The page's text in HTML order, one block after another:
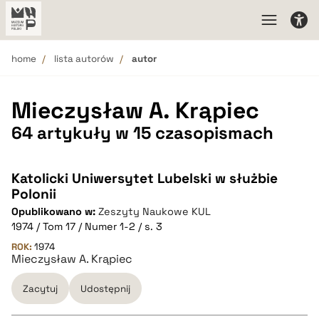
home lista autorów autor
Mieczysław A. Krąpiec
64 artykuły w 15 czasopismach
Katolicki Uniwersytet Lubelski w służbie
Polonii
Opublikowano w: Zeszyty Naukowe KUL
1974 / Tom 17 / Numer 1-2 / s. 3
ROK: 1974
Mieczysław A. Krąpiec
Zacytuj Udostępnij